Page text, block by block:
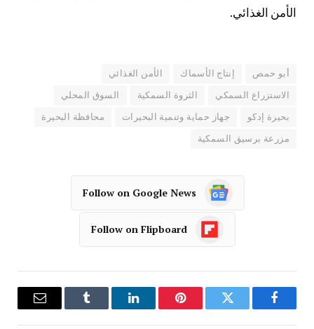
الأمن الغذائي.
أبو حمص إنتاج الأسماك الأمن الغذائي
الاستزراع السمكي الثروة السمكية السوق المحلي
بحيرة إدكو جهاز حماية وتنمية البحيرات محافظة البحيرة
مزرعة برسيق السمكية
Follow on Google News
Follow on Flipboard
فيسبوك تويتر بينتيريستلينكدإن Tumblr
البريد